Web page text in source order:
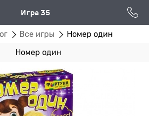
Игра 35
Все игры Номер один
Номер один